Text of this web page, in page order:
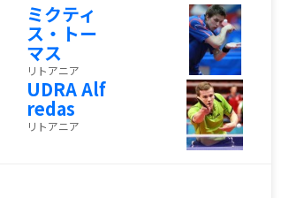
ミクティ
ス・トー
マス
リトアニア
UDRA Alf
redas
リトアニア